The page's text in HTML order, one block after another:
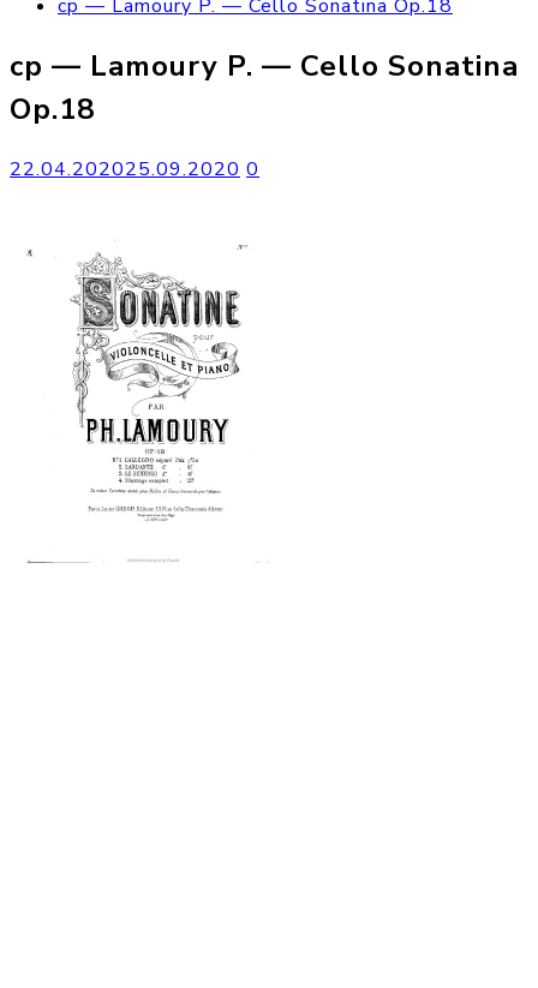
cp — Lamoury P. — Cello Sonatina Op.18
cp — Lamoury P. — Cello Sonatina
Op.18
22.04.202025.09.2020 0